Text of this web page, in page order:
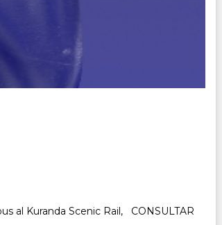
al Kuranda Scenic Rail, CONSULTAR